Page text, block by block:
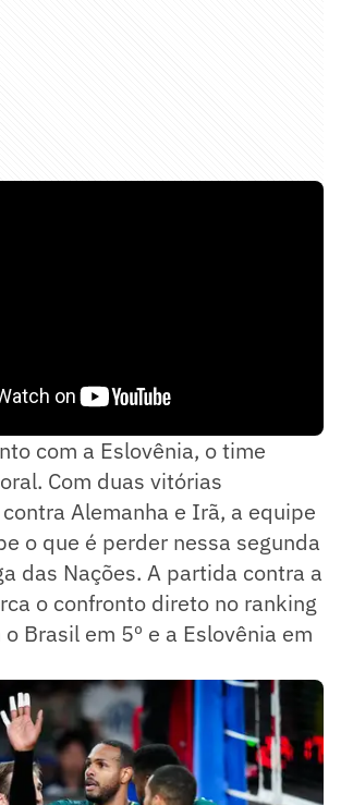
com a Eslovênia, o time
Com duas vitórias
Alemanha e Irã, a equipe
o que é perder nessa segunda
das Nações. A partida contra a
o confronto direto no ranking
Brasil em 5º e a Eslovênia em